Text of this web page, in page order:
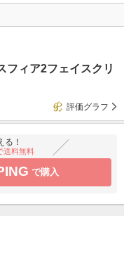
フィア2フェイスクリ
評価グラフ
る！
送料無料
で購入